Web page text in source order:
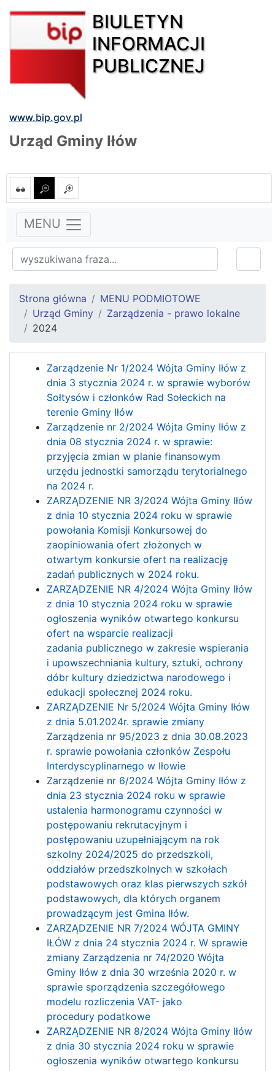
BIULETYN
INFORMACJI
PUBLICZNEJ
www.bip.gov.pl
Urząd Gminy Iłów
MENU
Strona główna
MENU PODMIOTOWE
Urząd Gminy
Zarządzenia - prawo lokalne
2024
Zarządzenie Nr 1/2024 Wójta Gminy Iłów z
dnia 3 stycznia 2024 r. w sprawie wyborów
Sołtysów i członków Rad Sołeckich na
terenie Gminy Iłów
Zarządzenie nr 2/2024 Wójta Gminy Iłów z
dnia 08 stycznia 2024 r. w sprawie:
przyjęcia zmian w planie finansowym
urzędu jednostki samorządu terytorialnego
na 2024 r.
ZARZĄDZENIE NR 3/2024 Wójta Gminy Iłów
z dnia 10 stycznia 2024 roku w sprawie
powołania Komisji Konkursowej do
zaopiniowania ofert złożonych w
otwartym konkursie ofert na realizację
zadań publicznych w 2024 roku.
ZARZĄDZENIE NR 4/2024 Wójta Gminy Iłów
z dnia 10 stycznia 2024 roku w sprawie
ogłoszenia wyników otwartego konkursu
ofert na wsparcie realizacji
zadania publicznego w zakresie wspierania
i upowszechniania kultury, sztuki, ochrony
dóbr kultury dziedzictwa narodowego i
edukacji społecznej 2024 roku.
ZARZĄDZENIE Nr 5/2024 Wójta Gminy Iłów
z dnia 5.01.2024r. sprawie zmiany
Zarządzenia nr 95/2023 z dnia 30.08.2023
r. sprawie powołania członków Zespołu
Interdyscyplinarnego w Iłowie
Zarządzenie nr 6/2024 Wójta Gminy Iłów z
dnia 23 stycznia 2024 roku w sprawie
ustalenia harmonogramu czynności w
postępowaniu rekrutacyjnym i
postępowaniu uzupełniającym na rok
szkolny 2024/2025 do przedszkoli,
oddziałów przedszkolnych w szkołach
podstawowych oraz klas pierwszych szkół
podstawowych, dla których organem
prowadzącym jest Gmina Iłów.
ZARZĄDZENIE NR 7/2024 WÓJTA GMINY
IŁÓW z dnia 24 stycznia 2024 r. W sprawie
zmiany Zarządzenia nr 74/2020 Wójta
Gminy Iłów z dnia 30 września 2020 r. w
sprawie sporządzenia szczegółowego
modelu rozliczenia VAT- jako
procedury podatkowe
ZARZĄDZENIE NR 8/2024 Wójta Gminy Iłów
z dnia 30 stycznia 2024 roku w sprawie
ogłoszenia wyników otwartego konkursu